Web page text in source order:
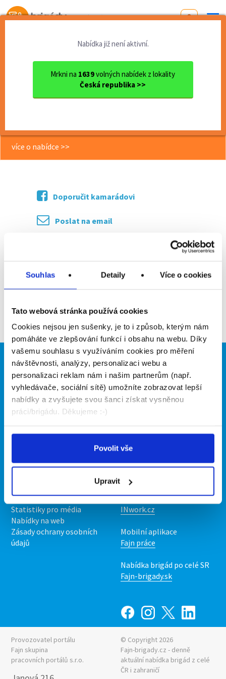
Souhlas Detaily Více o cookies
Tato webová stránka používá cookies
Cookies nejsou jen sušenky, je to i způsob, kterým nám
pomáháte ve zlepšování funkcí i obsahu na webu. Díky
vašemu souhlasu s využíváním cookies pro měření
návštěvnosti, analýzy, personalizaci webu a
personalizaci reklam nám i našim partnerům (např.
vyhledávače, sociální sítě) umožníte zobrazovat lepší
nabídky a zvyšujete svou šanci získat vysněnou
práci/brigádu. Děkujeme :-)
Povolit vše
Upravit
Od první brigády
Nabídka již není aktivní.
Mrkni na 1639volných nabídek z lokality
Česká republika >>
Jihomoravský kraj okres Brno
Operátor výroby BRNO SLATIN...
Operátor výroby BRNO SLATINA
více o nabídce >>
Doporučit kamarádovi
Poslat na email
Zpět
Brigádníci
Články
Hledané brigády
Firmy
Vložit inzerát
Ceník
Kontakt
Upravit předvolby cookies
Statistiky pro média
Nabídky na web
Zásady ochrany osobních
údajů
Naše další projekty
Mobilní aplikace
Nabídka práce z celé ČR
INwork.cz
Mobilní aplikace
Fajn práce
Nabídka brigád po celé SR
Fajn-brigady.sk
Provozovatel portálu
Fajn skupina
pracovních portálů s.r.o.
© Copyright 2026
Fajn-brigady.cz - denně
aktuální nabídka brigád z celé
ČR i zahraničí